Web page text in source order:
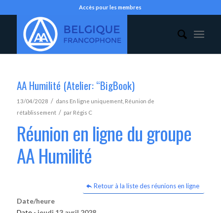
Accès pour les membres
AA Humilité (Atelier: “BigBook)
13/04/2028 / dans En ligne uniquement, Réunion de
rétablissement / par Régis C
Réunion en ligne du groupe
AA Humilité
Retour à la liste des réunions en ligne
Date/heure